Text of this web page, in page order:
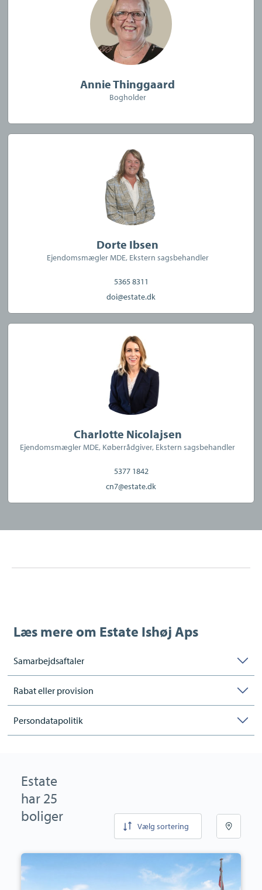
Annie Thinggaard
Bogholder
Dorte Ibsen
Ejendomsmægler MDE, Ekstern sagsbehandler
5365 8311
doi@estate.dk
Charlotte Nicolajsen
Ejendomsmægler MDE, Køberrådgiver, Ekstern sagsbehandler
5377 1842
cn7@estate.dk
Læs mere om Estate Ishøj Aps
Samarbejdsaftaler
Rabat eller provision
Persondatapolitik
Estate
har 25
boliger
Vælg sortering
Vibeholms
Vænge